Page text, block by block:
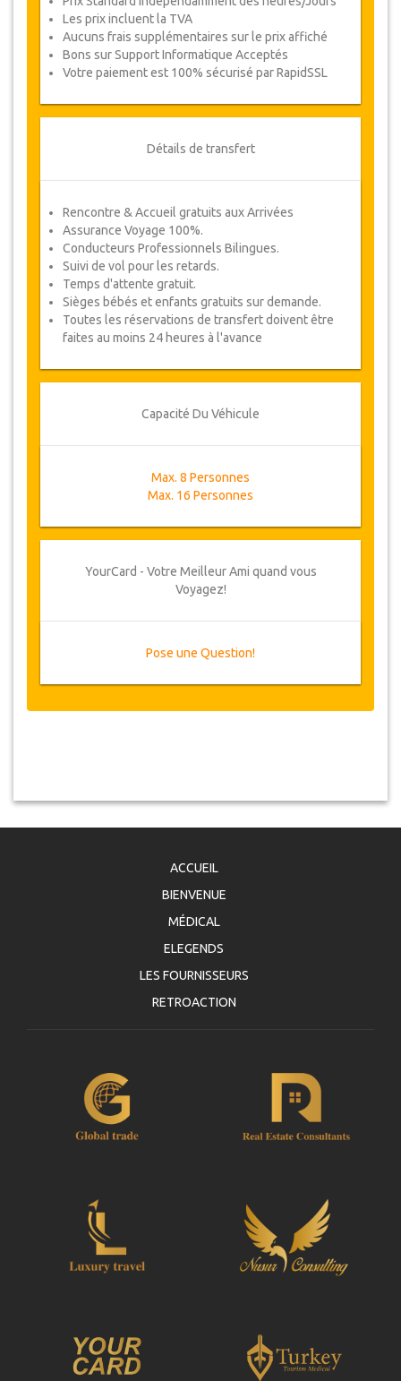
Les prix incluent la TVA
Aucuns frais supplémentaires sur le prix affiché
Bons sur Support Informatique Acceptés
Votre paiement est 100% sécurisé par RapidSSL
Détails de transfert
Rencontre & Accueil gratuits aux Arrivées
Assurance Voyage 100%.
Conducteurs Professionnels Bilingues.
Suivi de vol pour les retards.
Temps d'attente gratuit.
Sièges bébés et enfants gratuits sur demande.
Toutes les réservations de transfert doivent être
faites au moins 24 heures à l'avance
Capacité Du Véhicule
Max. 8 Personnes
Max. 16 Personnes
YourCard - Votre Meilleur Ami quand vous
Voyagez!
Pose une Question!
ACCUEIL
BIENVENUE
MÉDICAL
ELEGENDS
LES FOURNISSEURS
RETROACTION